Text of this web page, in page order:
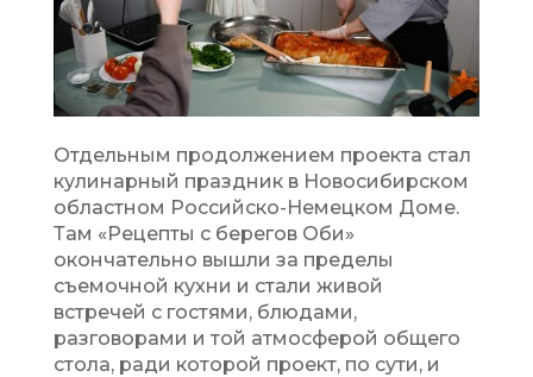
Отдельным продолжением проекта стал
кулинарный праздник в Новосибирском
областном Российско-Немецком Доме.
Там «Рецепты с берегов Оби»
окончательно вышли за пределы
съемочной кухни и стали живой
встречей с гостями, блюдами,
разговорами и той атмосферой общего
стола, ради которой проект, по сути, и